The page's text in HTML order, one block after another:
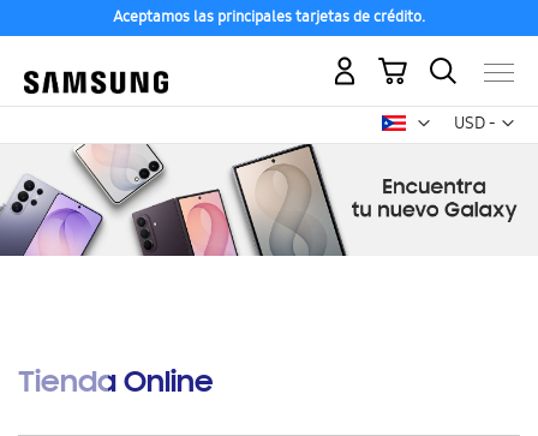
Aceptamos las principales tarjetas de crédito.
USD -
dólar
Mi carrito
Tienda Online